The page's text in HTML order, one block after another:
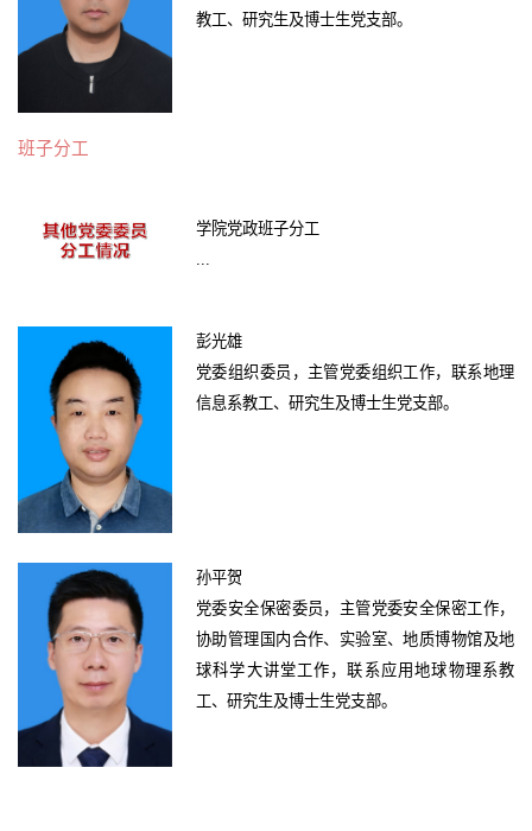
教工、研究生及博士生党支部。
班子分工
学院党政班子分工
...
彭光雄
党委组织委员，主管党委组织工作，联系地理
信息系教工、研究生及博士生党支部。
孙平贺
党委安全保密委员，主管党委安全保密工作，
协助管理国内合作、实验室、地质博物馆及地
球科学大讲堂工作，联系应用地球物理系教
工、研究生及博士生党支部。